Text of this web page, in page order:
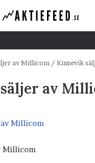
av Millicom / Kinnevik
av
Millicom